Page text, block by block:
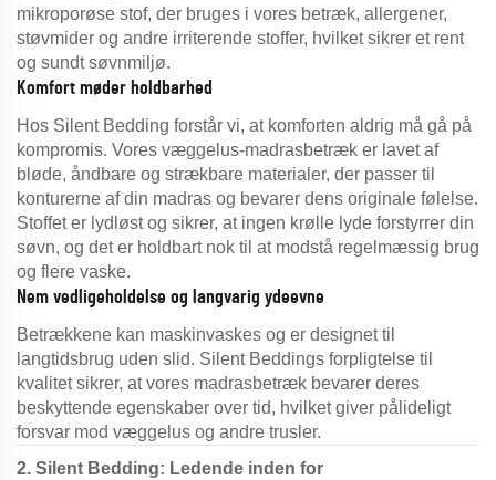
mikroporøse stof, der bruges i vores betræk, allergener,
støvmider og andre irriterende stoffer, hvilket sikrer et rent
og sundt søvnmiljø.
Komfort møder holdbarhed
Hos Silent Bedding forstår vi, at komforten aldrig må gå på
kompromis. Vores væggelus-madrasbetræk er lavet af
bløde, åndbare og strækbare materialer, der passer til
konturerne af din madras og bevarer dens originale følelse.
Stoffet er lydløst og sikrer, at ingen krølle lyde forstyrrer din
søvn, og det er holdbart nok til at modstå regelmæssig brug
og flere vaske.
Nem vedligeholdelse og langvarig ydeevne
Betrækkene kan maskinvaskes og er designet til
langtidsbrug uden slid. Silent Beddings forpligtelse til
kvalitet sikrer, at vores madrasbetræk bevarer deres
beskyttende egenskaber over tid, hvilket giver pålideligt
forsvar mod væggelus og andre trusler.
2. Silent Bedding: Ledende inden for